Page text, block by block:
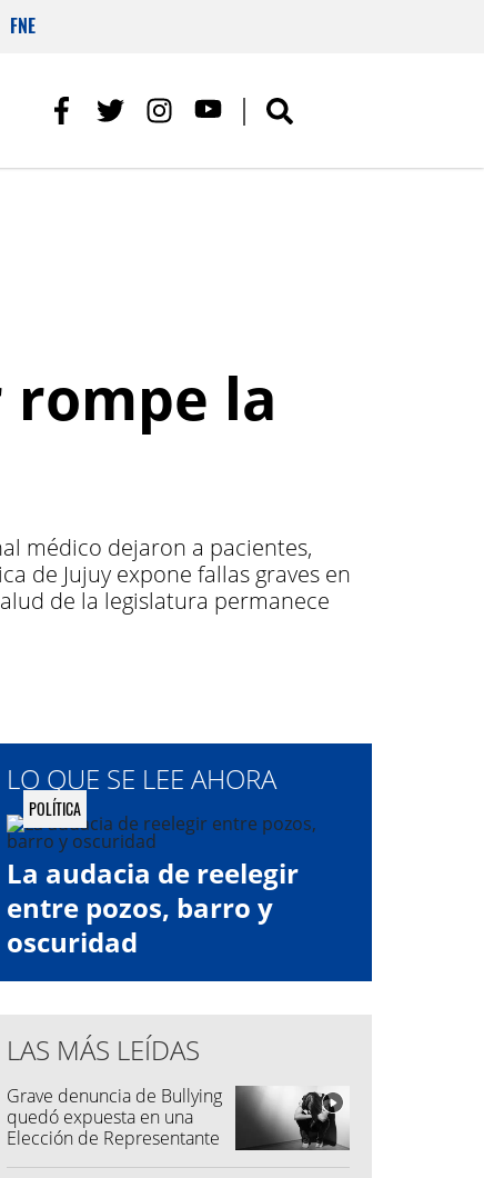
FNE
la
médico dejaron a pacientes,
de Jujuy expone fallas graves en
de la legislatura permanece
LO QUE SE LEE AHORA
POLÍTICA
La audacia de reelegir
entre pozos, barro y
oscuridad
LAS MÁS LEÍDAS
Grave denuncia de Bullying
quedó expuesta en una
Elección de Representante